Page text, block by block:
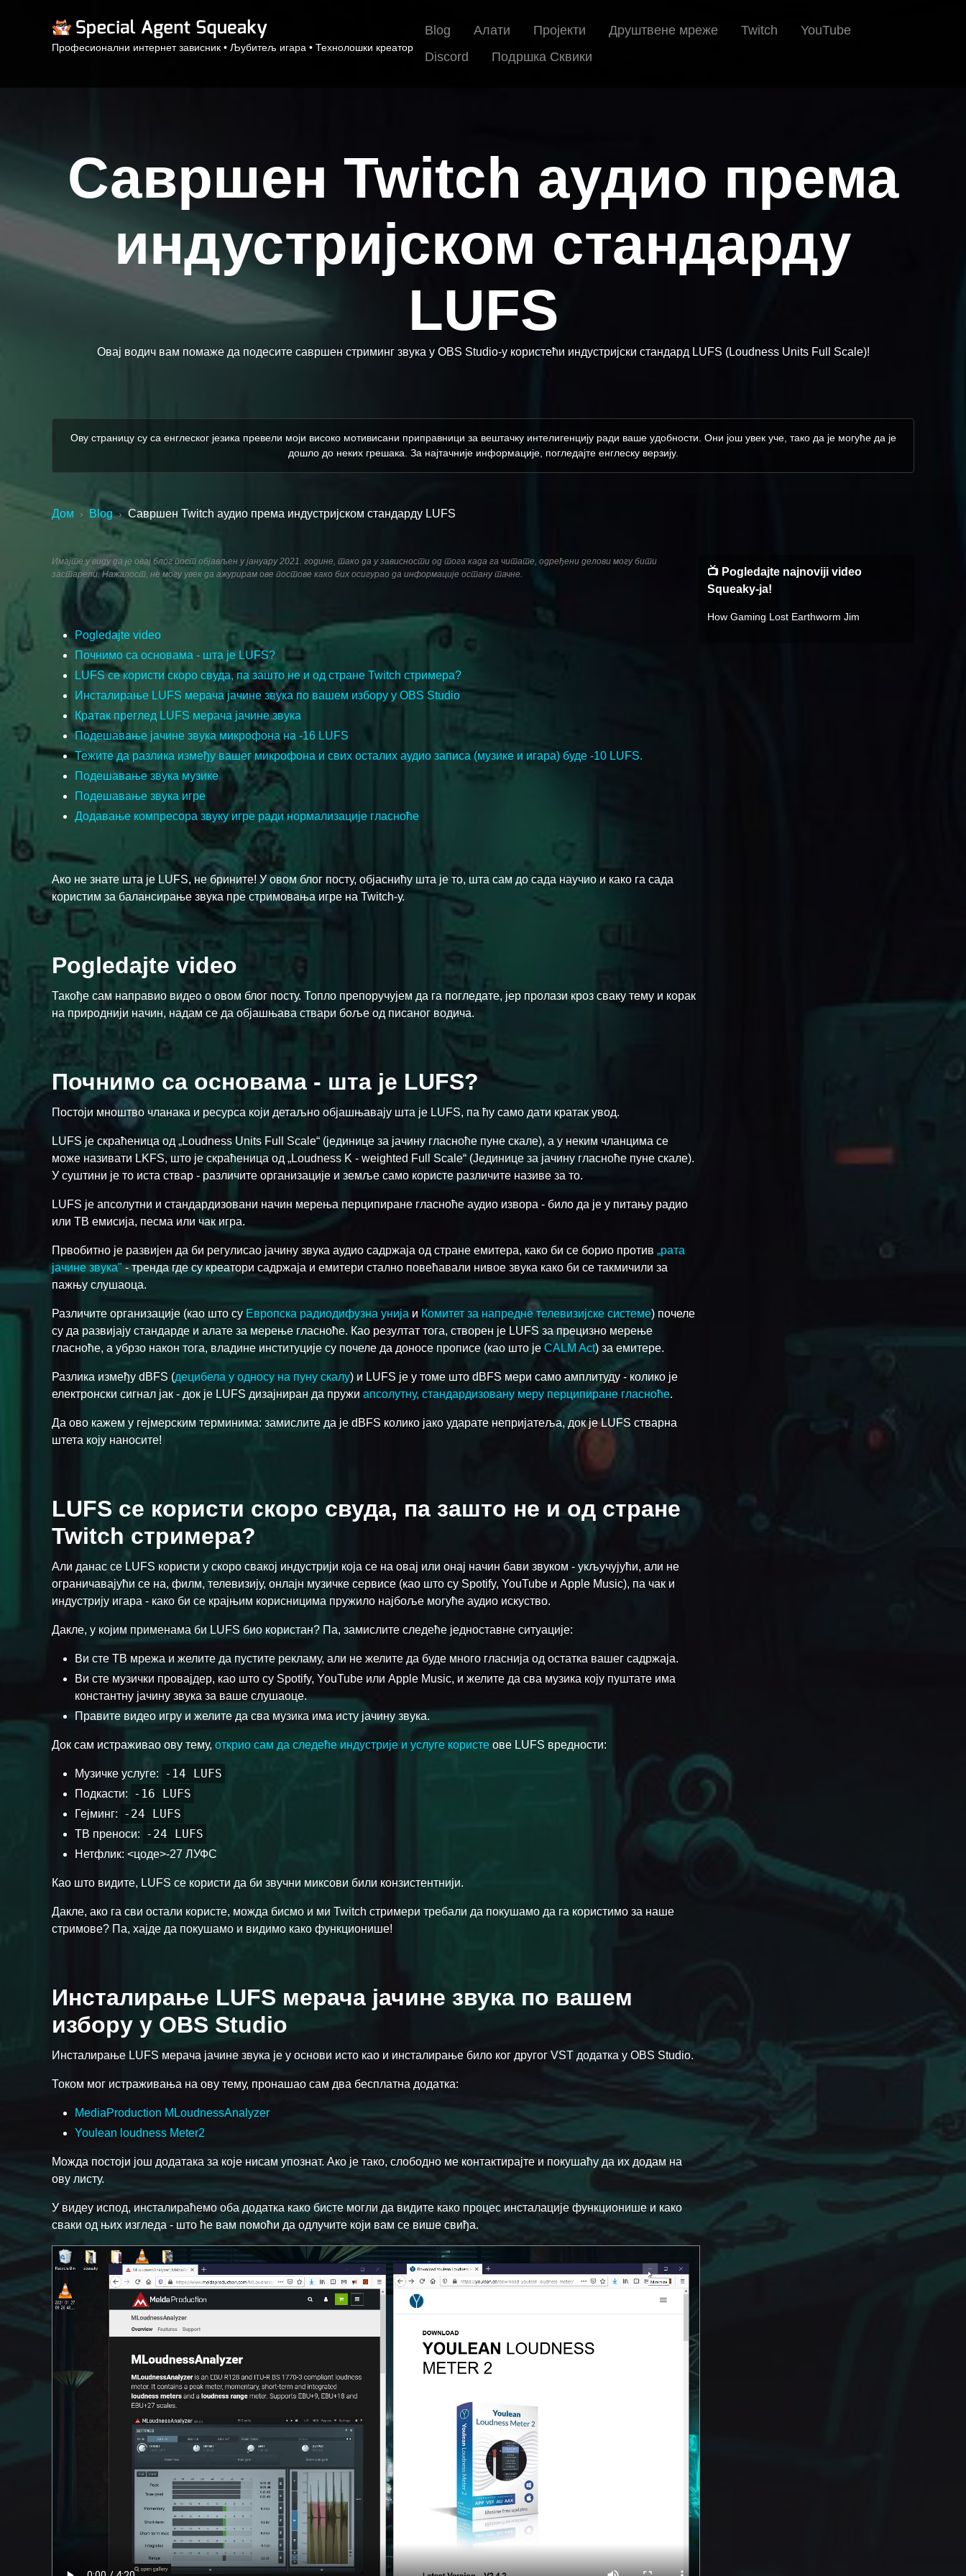
Професионални интернет зависник • Љубитељ игара • Технолошки креатор
Blog Алати Пројекти Друштвене мреже Twitch
YouTube
Discord
Подршка Сквики
Савршен Twitch аудио према
индустријском стандарду
LUFS
Овај водич вам помаже да подесите савршен стриминг звука у OBS Studio-у користећи индустријски стандард LUFS (Loudness Units Full Scale)!
Ову страницу су са енглеског језика превели моји високо мотивисани приправници за вештачку интелигенцију ради ваше удобности. Они још увек уче, тако да је могуће да је
дошло до неких грешака. За најтачније информације, погледајте енглеску верзију.
Дом › Blog › Савршен Twitch аудио према индустријском стандарду LUFS
Имајте у виду да је овај блог пост објављен у јануару 2021. године, тако да у зависности од тога када га читате, одређени делови могу бити
застарели. Нажалост, не могу увек да ажурирам ове постове како бих осигурао да информације остану тачне.
Pogledajte video
Почнимо са основама - шта је LUFS?
LUFS се користи скоро свуда, па зашто не и од стране Twitch стримера?
Инсталирање LUFS мерача јачине звука по вашем избору у OBS Studio
Кратак преглед LUFS мерача јачине звука
Подешавање јачине звука микрофона на -16 LUFS
Тежите да разлика између вашег микрофона и свих осталих аудио записа (музике и игара) буде -10 LUFS.
Подешавање звука музике
Подешавање звука игре
Додавање компресора звуку игре ради нормализације гласноће
Ако не знате шта је LUFS, не брините! У овом блог посту, објаснићу шта је то, шта сам до сада научио и како га сада
користим за балансирање звука пре стримовања игре на Twitch-у.
Pogledajte video
Такође сам направио видео о овом блог посту. Топло препоручујем да га погледате, јер пролази кроз сваку тему и корак
на природнији начин, надам се да објашњава ствари боље од писаног водича.
Почнимо са основама - шта је LUFS?
Постоји мноштво чланака и ресурса који детаљно објашњавају шта је LUFS, па ћу само дати кратак увод.
LUFS је скраћеница од „Loudness Units Full Scale“ (јединице за јачину гласноће пуне скале), а у неким чланцима се
може називати LKFS, што је скраћеница од „Loudness K - weighted Full Scale“ (Јединице за јачину гласноће пуне скале).
У суштини је то иста ствар - различите организације и земље само користе различите називе за то.
LUFS је апсолутни и стандардизовани начин мерења перципиране гласноће аудио извора - било да је у питању радио
или ТВ емисија, песма или чак игра.
Првобитно је развијен да би регулисао јачину звука аудио садржаја од стране емитера, како би се борио против „рата
јачине звука"- тренда где су креатори садржаја и емитери стално повећавали нивое звука како би се такмичили за
пажњу слушаоца.
Различите организације (као што су Европска радиодифузна унија и Комитет за напредне телевизијске системе) почеле
су да развијају стандарде и алате за мерење гласноће. Као резултат тога, створен је LUFS за прецизно мерење
гласноће, а убрзо након тога, владине институције су почеле да доносе прописе (као што је CALM Act) за емитере.
Разлика између dBFS (децибела у односу на пуну скалу) и LUFS је у томе што dBFS мери само амплитуду - колико је
електронски сигнал јак - док је LUFS дизајниран да пружи апсолутну, стандардизовану меру перципиране гласноће.
Да ово кажем у гејмерским терминима: замислите да је dBFS колико јако ударате непријатеља, док је LUFS стварна
штета коју наносите!
LUFS се користи скоро свуда, па зашто не и од стране
Twitch стримера?
Али данас се LUFS користи у скоро свакој индустрији која се на овај или онај начин бави звуком - укључујући, али не
ограничавајући се на, филм, телевизију, онлајн музичке сервисе (као што су Spotify, YouTube и Apple Music), па чак и
индустрију игара - како би се крајњим корисницима пружило најбоље могуће аудио искуство.
Дакле, у којим применама би LUFS био користан? Па, замислите следеће једноставне ситуације:
Ви сте ТВ мрежа и желите да пустите рекламу, али не желите да буде много гласнија од остатка вашег садржаја.
Ви сте музички провајдер, као што су Spotify, YouTube или Apple Music, и желите да сва музика коју пуштате има
константну јачину звука за ваше слушаоце.
Правите видео игру и желите да сва музика има исту јачину звука.
Док сам истраживао ову тему, открио сам да следеће индустрије и услуге користе ове LUFS вредности:
Музичке услуге: -14 LUFS
Подкасти: -16 LUFS
Гејминг: -24 LUFS
ТВ преноси: -24 LUFS
Нетфлик: <цоде>-27 ЛУФС
Као што видите, LUFS се користи да би звучни миксови били конзистентнији.
Дакле, ако га сви остали користе, можда бисмо и ми Twitch стримери требали да покушамо да га користимо за наше
стримове? Па, хајде да покушамо и видимо како функционише!
Инсталирање LUFS мерача јачине звука по вашем
избору у OBS Studio
Инсталирање LUFS мерача јачине звука је у основи исто као и инсталирање било ког другог VST додатка у OBS Studio.
Током мог истраживања на ову тему, пронашао сам два бесплатна додатка:
MediaProduction MLoudnessAnalyzer
Youlean loudness Meter2
Можда постоји још додатака за које нисам упознат. Ако је тако, слободно ме контактирајте и покушаћу да их додам на
ову листу.
У видеу испод, инсталираћемо оба додатка како бисте могли да видите како процес инсталације функционише и како
сваки од њих изгледа - што ће вам помоћи да одлучите који вам се више свиђа.
📺 Pogledajte najnoviji video
Squeaky-ja!
How Gaming Lost Earthworm Jim